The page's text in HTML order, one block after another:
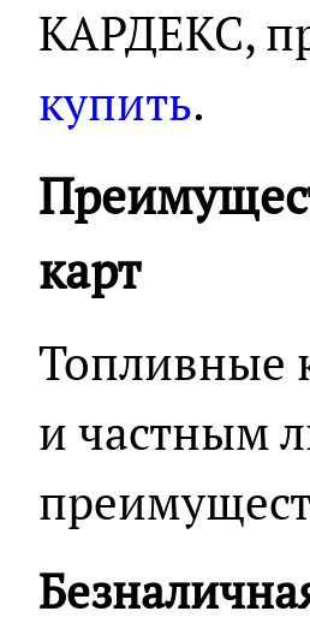
КАРДЕКС,
купить.
карт
Топливные
и частным